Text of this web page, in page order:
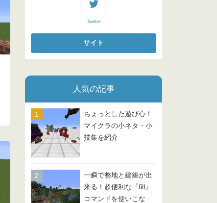
Twitter
人気の記事
ちょっとした遊び心！
マイクラの小ネタ・小
技集を紹介
一瞬で整地と建築が出
来る！超便利な『fill』
コマンドを使いこな